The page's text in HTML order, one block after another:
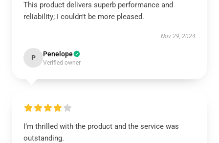
This product delivers superb performance and
reliability; I couldn’t be more pleased.
Nov 29, 2024
P Penelope
Verified owner
I’m thrilled with the product and the service was
outstanding.